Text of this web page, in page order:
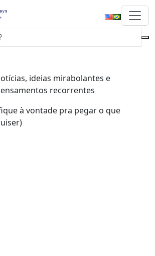
ideias mirabolantes e
recorrentes
à vontade pra pegar o que